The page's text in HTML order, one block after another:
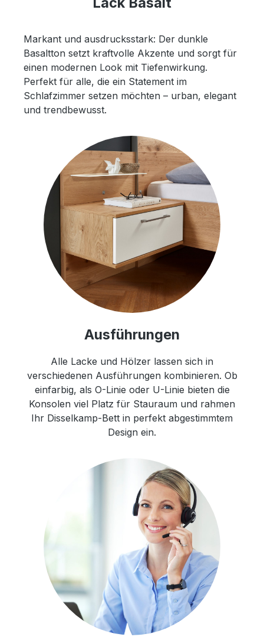
Markant und ausdrucksstark: Der dunkle
Basaltton setzt kraftvolle Akzente und sorgt für
einen modernen Look mit Tiefenwirkung.
Perfekt für alle, die ein Statement im
Schlafzimmer setzen möchten – urban, elegant
und trendbewusst.
Ausführungen
Alle Lacke und Hölzer lassen sich in
verschiedenen Ausführungen kombinieren. Ob
einfarbig, als O-Linie oder U-Linie bieten die
Konsolen viel Platz für Stauraum und rahmen
Ihr Disselkamp-Bett in perfekt abgestimmtem
Design ein.